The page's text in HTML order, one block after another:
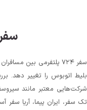
سفر ۷۲۴
سفر ۷۲۴ پلتفرمی بین
اتوبوس را تغییر دهد.
معتبر مانند
سفر، ایران پیما، آریا سفر